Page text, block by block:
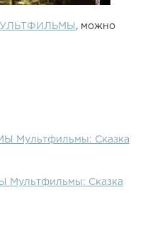
глазами под прекрасные
, можно
Мультфильмы: Сказка
Мультфильмы: Сказка